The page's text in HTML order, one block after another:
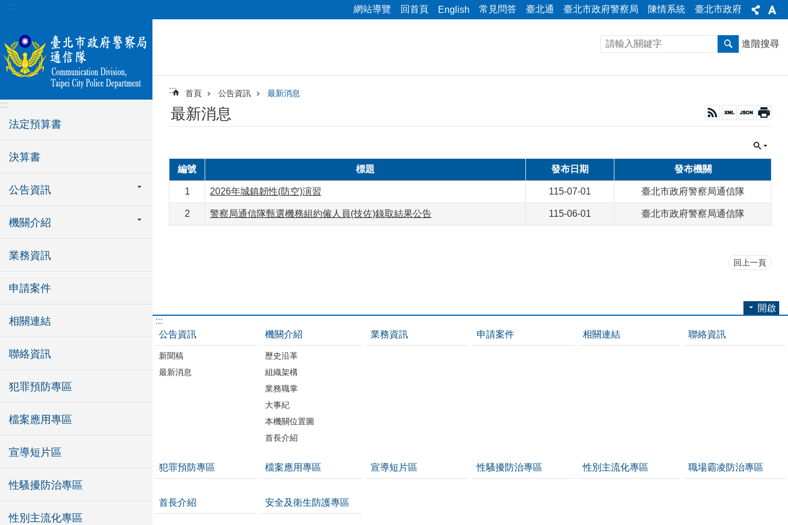
跳到主要內容區塊
::: 網站導覽 回首頁 English 常見問答 臺北通 臺北市政府警察局 陳情系統 臺北市政府
:::
法定預算書
決算書
公告資訊
機關介紹
業務資訊
申請案件
相關連結
聯絡資訊
犯罪預防專區
檔案應用專區
宣導短片區
性騷擾防治專區
性別主流化專區
進階搜尋
::: 首頁 公告資訊 最新消息
最新消息
編號 標題 發布日期 發布機關
1 2026年城鎮韌性(防空)演習 115-07-01 臺北市政府警察局通信隊
2 警察局通信隊甄選機務組約僱人員(技佐)錄取結果公告 115-06-01 臺北市政府警察局通信隊
回上一頁
開啟
:::
公告資訊
新聞稿
最新消息
機關介紹
歷史沿革
組織架構
業務職掌
大事紀
本機關位置圖
首長介紹
業務資訊 申請案件 相關連結 聯絡資訊
犯罪預防專區 檔案應用專區 宣導短片區 性騷擾防治專區 性別主流化專區 職場霸凌防治專區
首長介紹 安全及衛生防護專區